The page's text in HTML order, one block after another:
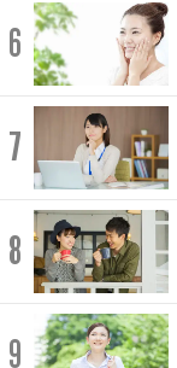
6
7
8
9